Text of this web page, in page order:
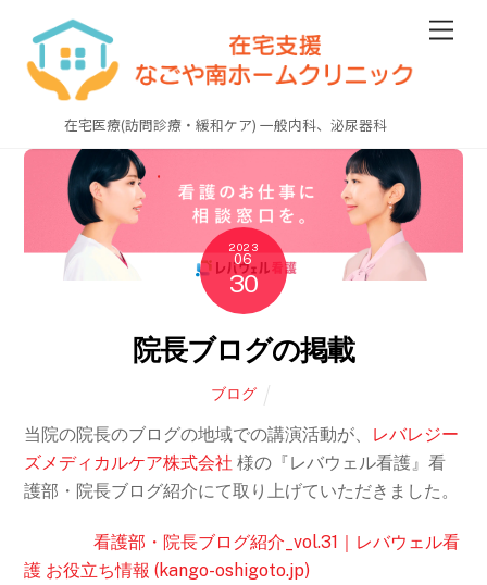
content
在宅医療(訪問診療・緩和ケア) 一般内科、泌尿器科
2023
06
30
院長ブログの掲載
ブログ
当院の院長のブログの地域での講演活動が、 レバレジー
ズメディカルケア株式会社 様の『レバウェル看護』看
護部・院長ブログ紹介にて取り上げていただきました。
看護部・院長ブログ紹介_vol.31｜レバウェル看
護 お役立ち情報 (kango-oshigoto.jp)